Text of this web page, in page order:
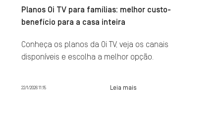
Planos Oi TV para famílias: melhor custo-
benefício para a casa inteira
Conheça os planos da Oi TV, veja os canais
disponíveis e escolha a melhor opção.
22/1/2026 11:15 Leia mais